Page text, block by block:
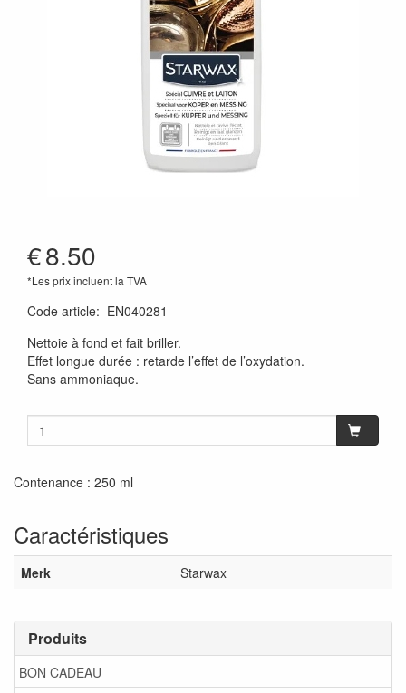
Produits
BON CADEAU
€8.50
*Les prix incluent la TVA
Code article: EN040281
Nettoie à fond et fait briller.
Effet longue durée : retarde l’effet de l’oxydation.
Sans ammoniaque.
Contenance : 250 ml
Caractéristiques
Merk Starwax